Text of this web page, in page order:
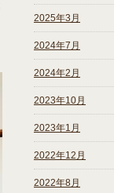
2025年3月
2024年7月
2024年2月
2023年10月
2023年1月
2022年12月
2022年8月